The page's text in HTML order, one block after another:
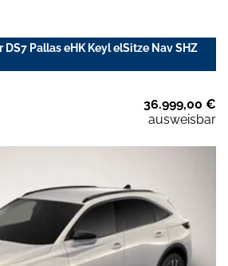
DS7 Pallas eHK Keyl elSitze Nav SHZ
36.999,00 €
ausweisbar